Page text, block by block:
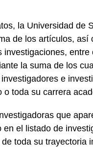
la Universidad de
de los artículos, así
la suma de los
e
o toda su carrera
que
el listado de
toda su trayectoria